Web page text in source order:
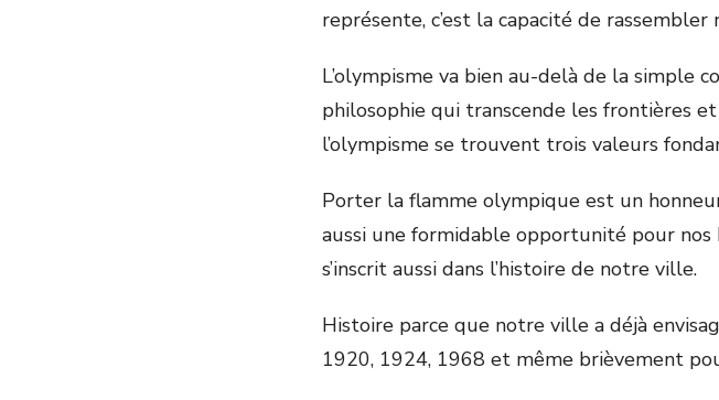
représente, c’est la capacité de
L’olympisme va bien au-delà de la simple
philosophie qui transcende les frontières
l’olympisme se trouvent trois valeurs
Porter la flamme olympique est un
aussi une formidable opportunité pour
s’inscrit aussi dans l’histoire de notre ville.
Histoire parce que notre ville a déjà
1920, 1924, 1968 et même brièvement